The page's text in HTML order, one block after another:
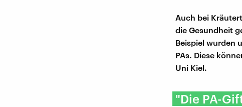
Auch bei
die Gesundheit
Beispiel wurden
PAs. Diese
Uni Kiel.
"Die PA-